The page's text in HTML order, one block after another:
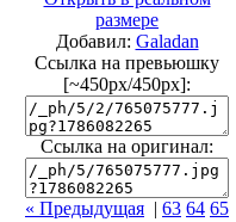
размере
Добавил: Galadan
Ссылка на превьюшку
[~450px/450px]:
Ссылка на оригинал:
« Предыдущая | 63 64 65